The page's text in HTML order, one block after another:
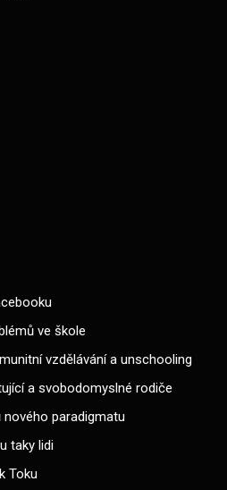
ve škole
vzdělávání a unschooling
a svobodomyslné rodiče
nového paradigmatu
taky lidi
Toku